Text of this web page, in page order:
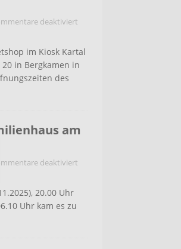
deaktiviert
im Kiosk Kartal
in Bergkamen in
des
am
deaktiviert
20.00 Uhr
Uhr kam es zu